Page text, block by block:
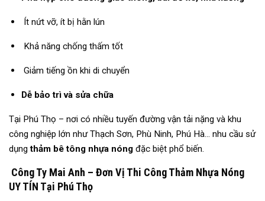
Ít nứt vỡ, ít bị hằn lún
Khả năng chống thấm tốt
Giảm tiếng ồn khi di chuyển
Dễ bảo trì và sửa chữa
Tại Phú Thọ – nơi có nhiều tuyến đường vận tải nặng và khu
công nghiệp lớn như Thạch Sơn, Phù Ninh, Phú Hà… nhu cầu sử
dụngthảm bê tông nhựa nóng đặc biệt phổ biến.
Công Ty Mai Anh – Đơn Vị Thi Công Thảm Nhựa Nóng
UY TÍN Tại Phú Thọ